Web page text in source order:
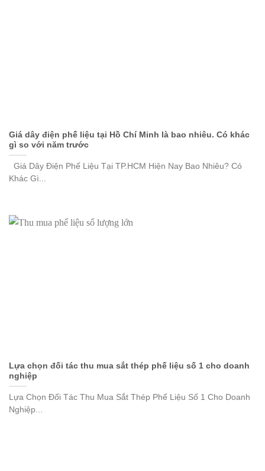
Giá dây điện phế liệu tại Hồ Chí Minh là bao nhiêu. Có khác
gì so với năm trước
Giá Dây Điện Phế Liệu Tại TP.HCM Hiện Nay Bao Nhiêu? Có
Khác Gì...
Lựa chọn đối tác thu mua sắt thép phế liệu số 1 cho doanh
nghiệp
Lựa Chọn Đối Tác Thu Mua Sắt Thép Phế Liệu Số 1 Cho Doanh
Nghiệp...